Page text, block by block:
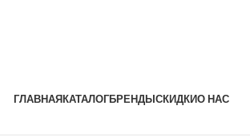
ГЛАВНАЯКАТАЛОГБРЕНДЫСКИДКИО НАС